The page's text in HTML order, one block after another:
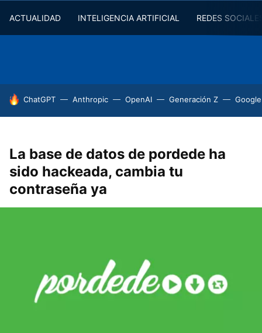
ACTUALIDAD INTELIGENCIA ARTIFICIAL REDES
HOY SE HABLA DE
ChatGPT Anthropic OpenAI Generación Z
La base de datos de pordede ha
sido hackeada, cambia tu
contraseña ya